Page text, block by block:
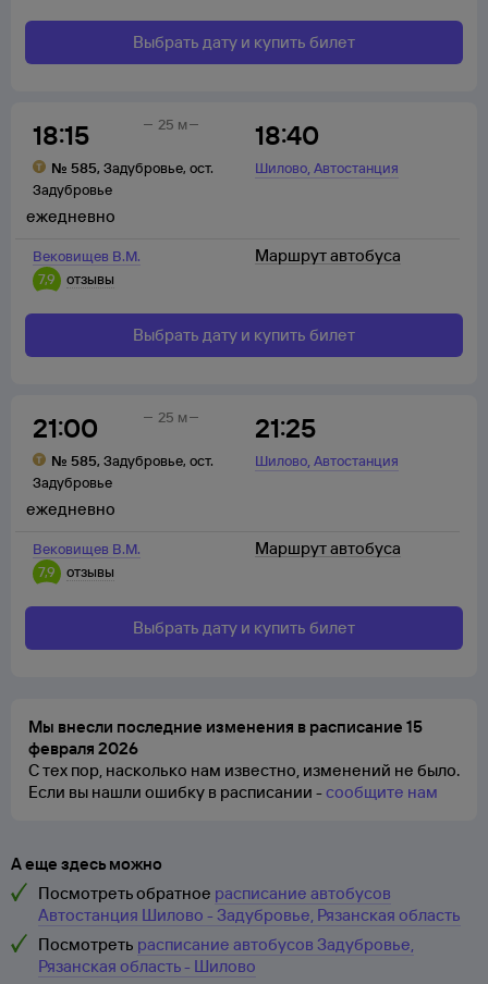
Выбрать дату и купить билет
18:15
№ 585, Задубровье, ост.
Задубровье
18:40
Шилово,Автостанция
25 м
Вековищев В.М.
7,9
отзывы
ежедневно
Маршрут автобуса
Выбрать дату и купить билет
21:00
№ 585, Задубровье, ост.
Задубровье
21:25
Шилово,Автостанция
25 м
Вековищев В.М.
7,9
отзывы
ежедневно
Маршрут автобуса
Выбрать дату и купить билет
Мы внесли последние изменения в расписание 15
февраля 2026
С тех пор, насколько нам известно, изменений не было.
Если вы нашли ошибку в расписании -сообщите нам
А еще здесь можно
Посмотреть обратное расписание автобусов
Автостанция Шилово - Задубровье, Рязанская область
Посмотреть расписание автобусов Задубровье,
Рязанская область - Шилово